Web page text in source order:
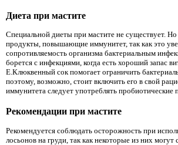
Диета при мастите
Специальной диеты при мастите не существует. Но
продукты, повышающие иммунитет, так как это
сопротивляемость организма бактериальным
борется с инфекциями, когда есть хороший запас
E.Клюквенный сок помогает ограничить
поэтому, возможно, стоит включить его в свой
иммунитета следует употреблять пробиотические
Рекомендации при мастите
Рекомендуется соблюдать осторожность при
лосьонов на груди, так как некоторые из них могут